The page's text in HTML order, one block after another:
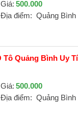
Giá: 500.000
Địa điểm: Quảng
Tô Quảng Bình Uy
Giá: 500.000
Địa điểm: Quảng